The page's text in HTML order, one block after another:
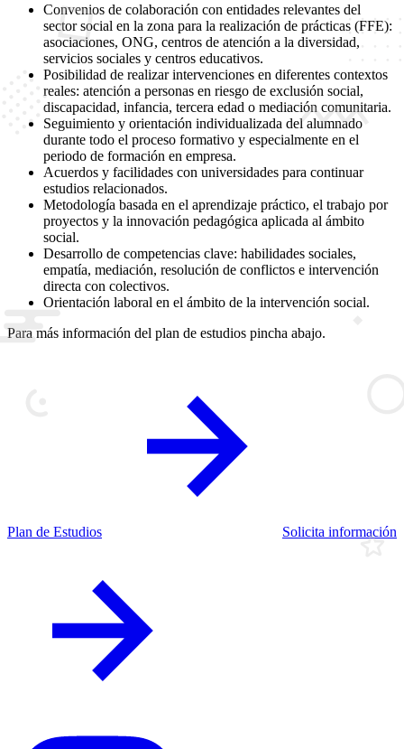
Convenios de colaboración con entidades relevantes del
sector social en la zona para la realización de prácticas (FFE):
asociaciones, ONG, centros de atención a la diversidad,
servicios sociales y centros educativos.
Posibilidad de realizar intervenciones en diferentes contextos
reales: atención a personas en riesgo de exclusión social,
discapacidad, infancia, tercera edad o mediación comunitaria.
Seguimiento y orientación individualizada del alumnado
durante todo el proceso formativo y especialmente en el
periodo de formación en empresa.
Acuerdos y facilidades con universidades para continuar
estudios relacionados.
Metodología basada en el aprendizaje práctico, el trabajo por
proyectos y la innovación pedagógica aplicada al ámbito
social.
Desarrollo de competencias clave: habilidades sociales,
empatía, mediación, resolución de conflictos e intervención
directa con colectivos.
Orientación laboral en el ámbito de la intervención social.
Para más información del plan de estudios pincha abajo.
Plan de Estudios Solicita información